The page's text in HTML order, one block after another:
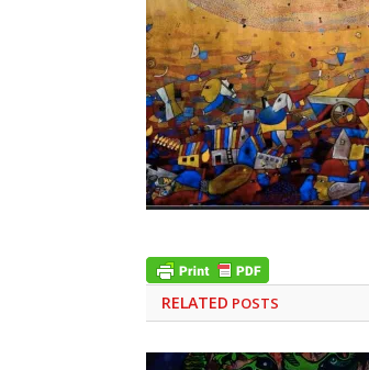
RELATED POSTS